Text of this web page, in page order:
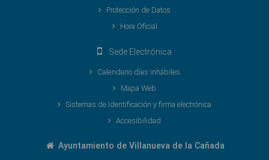
Protección de Datos
Hora Oficial
Sede Electrónica
Calendario días inhábiles
Mapa Web
Sistemas de Identificación y firma electrónica
Accesibilidad
Ayuntamiento de Villanueva de la Cañada